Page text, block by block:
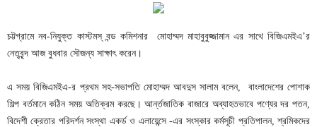
চট্টগ্রামে নব-নিযুক্ত কাস্টমস্ বন্ড কমিশনার মোহাম্মদ মাহাবুবুজ্জামান এর সাথে বিজিএমইএ’র
নেতৃবৃন্দ আজ বুধবার সৌজন্য সাক্ষাৎ করেন।
এ সময় বিজিএমইএ-র প্রথম সহ-সভাপতি মোহাম্মদ আবদুস সালাম বলেন, বাংলাদেশের পোশাক
শিল্প বর্তমানে কঠিন সময় অতিক্রম করছে। আর্ন্তজাতিক বাজারে অব্যাহতভাবে পণ্যের দর পতন,
বিদেশী ক্রেতার পরিদর্শন সংস্থা একর্ড ও এলায়েন্সে -এর সংস্কার কর্মসূচী প্রতিপালন, শ্রমিকদের